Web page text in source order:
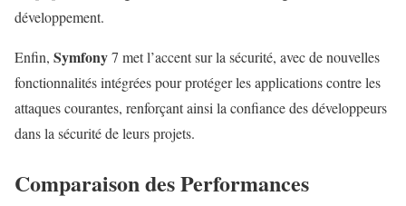
développement.
Enfin, Symfony7 met l’accent sur la sécurité, avec de nouvelles
fonctionnalités intégrées pour protéger les applications contre les
attaques courantes, renforçant ainsi la confiance des développeurs
dans la sécurité de leurs projets.
Comparaison des Performances